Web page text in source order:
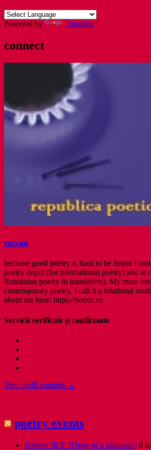
Powered by Translate
connect
razvan
because good poetry is hard to be found I
poetry depot (for international poetry) and at
Romanian poetry in translation). My main
contemporary poetry. I call it a relational
about me here: https://poetic.ro
Servicii verificate și confirmate
Vezi profil complet →
poetry events
Haibun 俳文 [Diary of a Madman] 6